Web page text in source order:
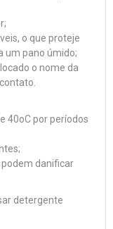
o que proteje
um pano úmido;
o nome da
40oC por períodos
podem danificar
detergente